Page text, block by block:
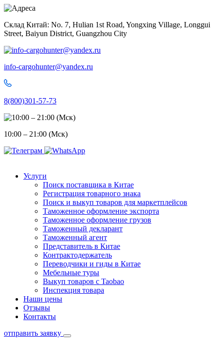
Skip
content
Склад Китай: No. 7, Hulian 1st Road, Yongxing Village, Longgui
Street, Baiyun District, Guangzhou City
info-cargohunter@yandex.ru
8(800)301-57-73
10:00 – 21:00 (Мск)
Услуги
Поиск поставщика в Китае
Регистрация товарного знака
Поиск и выкуп товаров для маркетплейсов
Таможенное оформление экспорта
Таможенное оформление грузов
Таможенный декларант
Таможенный агент
Представитель в Китае
Контрактодержатель
Переводчики и гиды в Китае
Мебельные туры
Выкуп товаров с Taobao
Инспекция товара
Наши цены
Отзывы
Контакты
отправить заявку